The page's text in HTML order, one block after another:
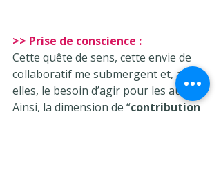
>> Prise de conscience :
Cette quête de sens, cette envie de
collaboratif me submergent et, avec
elles, le besoin d’agir pour les autres.
Ainsi, la dimension de “contribution